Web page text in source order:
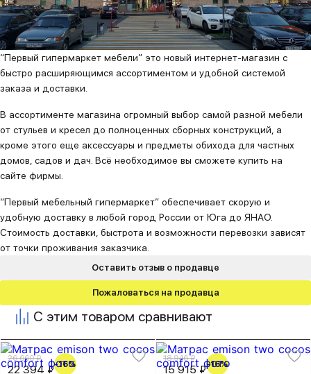
Оставить отзыв о продавце
Пожаловаться на продавца
“Первый гипермаркет мебели” это новый интернет-магазин с
быстро расширяющимся ассортиментом и удобной системой
заказа и доставки.
В ассортименте магазина огромный выбор самой разной мебели
от стульев и кресел до полноценных сборных конструкций, а
кроме этого еще аксессуары и предметы обихода для частных
домов, садов и дач. Всё необходимое вы сможете купить на
сайте фирмы.
“Первый мебельный гипермаркет” обеспечивает скорую и
удобную доставку в любой город России от Юга до ЯНАО.
Стоимость доставки, быстрота и возможности перевозки зависят
от точки проживания заказчика.
С этим товаром сравнивают
26 660 ₽
22 394 ₽-16%
18 946 ₽
15 915 ₽-16%